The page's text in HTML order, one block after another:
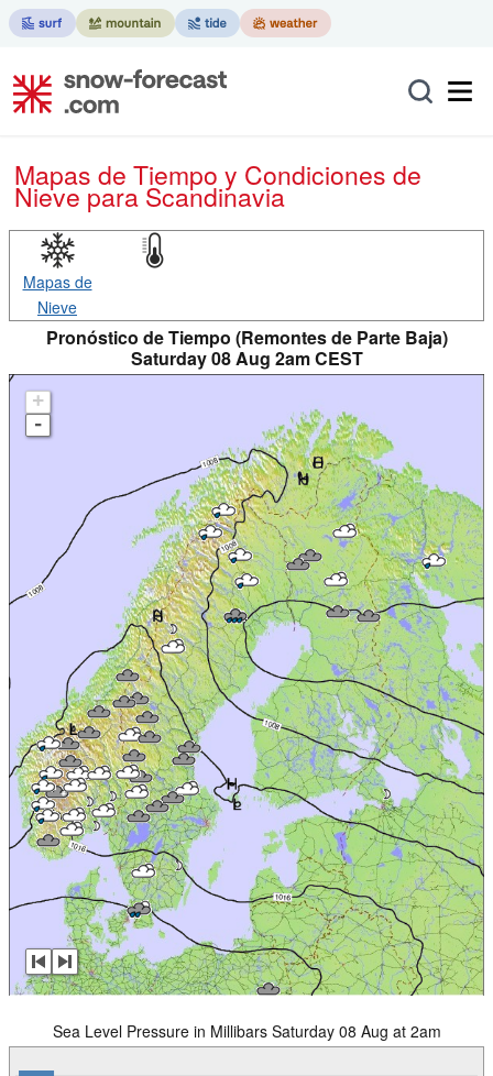
Mapas de Tiempo y Condiciones de
Nievepara Scandinavia
Mapas de
Nieve
Pronóstico de Tiempo (Remontes de Parte Baja)
Saturday 08 Aug 2am CEST
+
-
Sea Level Pressure in Millibars Saturday 08 Aug at 2am